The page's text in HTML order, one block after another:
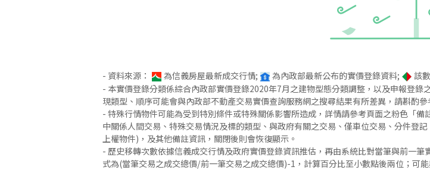
- 資料來源： 為信義房屋最新成交行情; 為內政部最新公布的實價登錄資料; 該
- 本實價登錄分類係綜合內政部實價登錄2020年7月之建物型態分類調整，以及申報登
現類型、順序可能會與內政部不動產交易實價查詢服務網之搜尋結果有所差異，請斟酌參
- 特殊行情物件可能為受到特別條件或特殊關係影響所造成，詳情請參考頁面之粉色「
中關係人間交易、特殊交易情況及標的類型、與政府有關之交易、僅車位交易、分件登
上權物件)，及其他備註資訊，關閉後則會恢復顯示。
- 歷史移轉次數依據信義成交行情及政府實價登錄資訊推估，再由系統比對當筆與前一
式為(當筆交易之成交總價/前一筆交易之成交總價)-1，計算百分比至小數點後兩位；可